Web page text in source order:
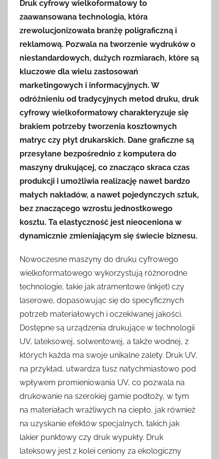
Druk cyfrowy wielkoformatowy to
zaawansowana technologia, która
zrewolucjonizowała branżę poligraficzną i
reklamową. Pozwala na tworzenie wydruków o
niestandardowych, dużych rozmiarach, które są
kluczowe dla wielu zastosowań
marketingowych i informacyjnych. W
odróżnieniu od tradycyjnych metod druku, druk
cyfrowy wielkoformatowy charakteryzuje się
brakiem potrzeby tworzenia kosztownych
matryc czy płyt drukarskich. Dane graficzne są
przesyłane bezpośrednio z komputera do
maszyny drukującej, co znacząco skraca czas
produkcji i umożliwia realizację nawet bardzo
małych nakładów, a nawet pojedynczych sztuk,
bez znaczącego wzrostu jednostkowego
kosztu. Ta elastyczność jest nieoceniona w
dynamicznie zmieniającym się świecie biznesu.
Nowoczesne maszyny do druku cyfrowego
wielkoformatowego wykorzystują różnorodne
technologie, takie jak atramentowe (inkjet) czy
laserowe, dopasowując się do specyficznych
potrzeb materiałowych i oczekiwanej jakości.
Dostępne są urządzenia drukujące w technologii
UV, lateksowej, solwentowej, a także wodnej, z
których każda ma swoje unikalne zalety. Druk UV,
na przykład, utwardza tusz natychmiastowo pod
wpływem promieniowania UV, co pozwala na
drukowanie na szerokiej gamie podłoży, w tym
na materiałach wrażliwych na ciepło, jak również
na uzyskanie efektów specjalnych, takich jak
lakier punktowy czy druk wypukły. Druk
lateksowy jest z kolei ceniony za ekologiczny